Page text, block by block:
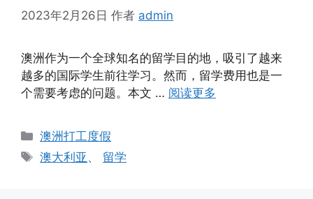
2023年2月26日 作者 admin
澳洲作为一个全球知名的留学目的地，吸引了越来
越多的国际学生前往学习。然而，留学费用也是一
个需要考虑的问题。本文 … 阅读更多
分
类
澳洲打工度假
标
澳大利亚 、 留学